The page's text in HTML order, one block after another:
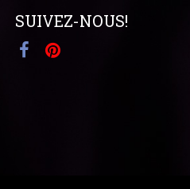
SUIVEZ-NOUS!